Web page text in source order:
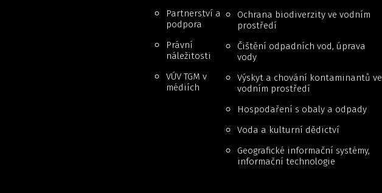
Partnerství a
podpora
Právní
náležitosti
VÚV TGM v
médiích
Ochrana biodiverzity ve vodním
prostředí
Čištění odpadních vod, úprava
vody
Výskyt a chování kontaminantů ve
vodním prostředí
Hospodaření s obaly a odpady
Voda a kulturní dědictví
Geografické informační systémy,
informační technologie